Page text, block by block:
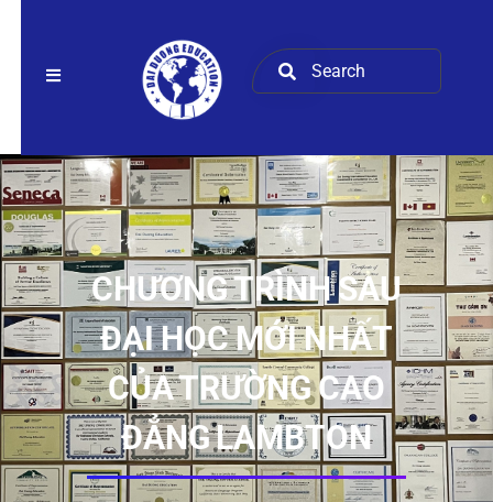
CHƯƠNG TRÌNH SAU
ĐẠI HỌC MỚI NHẤT
CỦA TRƯỜNG CAO
ĐẲNG LAMBTON